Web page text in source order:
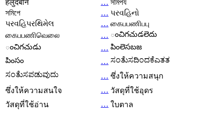
हलुदबनि
… সমিপয
সমিপে
… પરવહિનો
પરવહિપરથિમેલ
… கைபபணிபபு
கைபபணிவெலை
… ంచిగచుడలెదు
ంచిగచుడు
… పింలెసబజ
పింసం
… ಸಂತೆುಸದಿಂದಕೆಎತತ
ಸಂತೆುಸಪಡುವುದು
… ซึ่งให้ความสนุก
ซึ่งให้ความสนใจ
… วัสดุที่ใช้อุดร
วัสดุที่ใช้อ่าน
… ใบตาล